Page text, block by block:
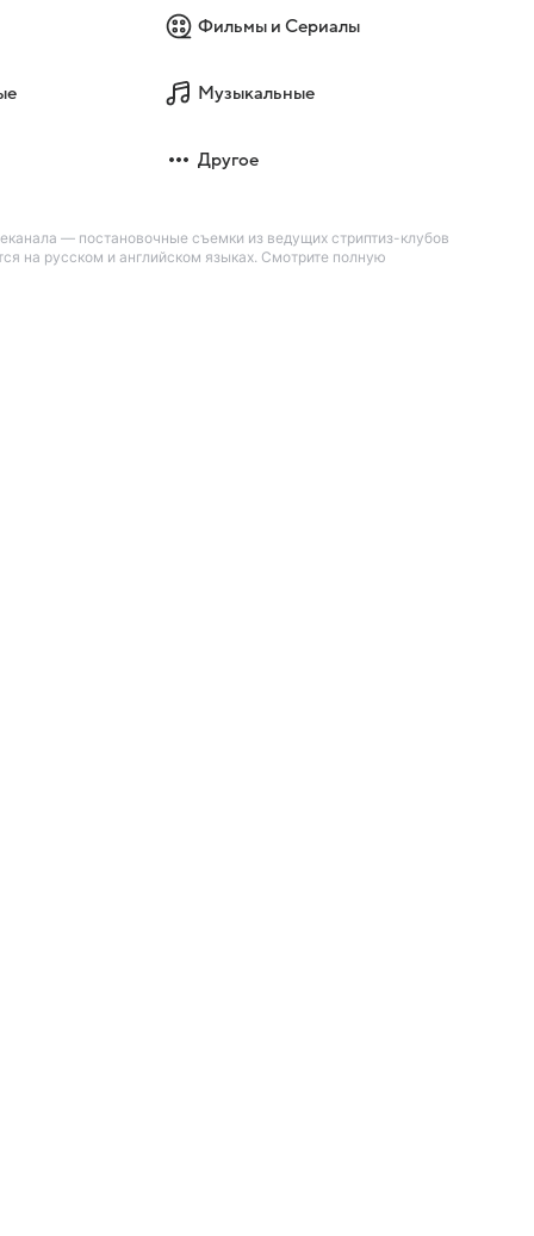
Фильмы и Сериалы
Музыкальные
Другое
— постановочные съемки из ведущих стриптиз-клубов
на русском и английском языках. Смотрите полную